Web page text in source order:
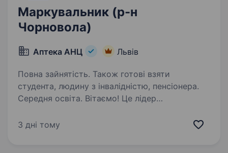
Маркувальник (р-н
Чорновола)
Аптека АНЦ Львів
Повна зайнятість. Також готові взяти
студента, людину з інвалідністю, пенсіонера.
Середня освіта. Вітаємо! Це лідер
ми шукаємо саме ВАС — маркувальника
3 дні тому